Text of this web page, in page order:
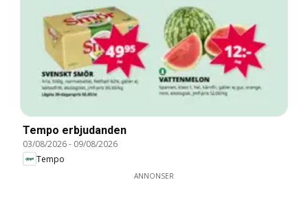
Tempo erbjudanden
03/08/2026- 09/08/2026
Tempo
ANNONSER